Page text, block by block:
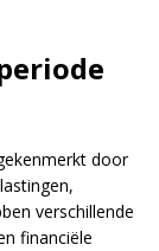
door
verschillende
financiële